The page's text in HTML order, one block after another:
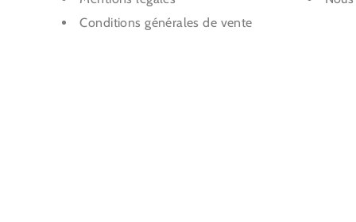
Conditions générales de vente